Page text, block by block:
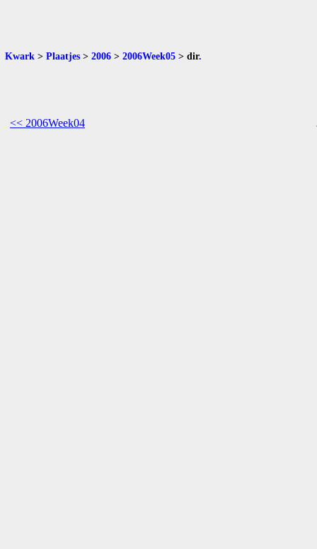
Kwark > Plaatjes > 2006 > 2006Week05 > dir.
<< 2006Week04